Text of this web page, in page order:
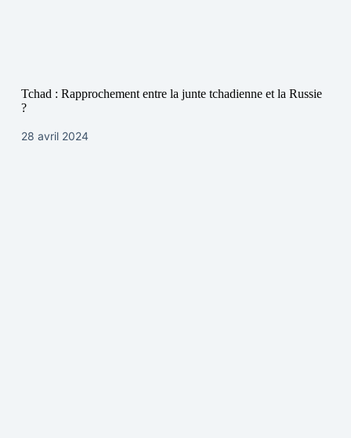
Tchad : Rapprochement entre la junte tchadienne et la Russie
?
28 avril 2024